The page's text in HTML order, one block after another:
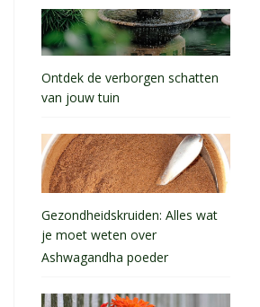
Ontdek de verborgen schatten
van jouw tuin
Gezondheidskruiden: Alles wat
je moet weten over
Ashwagandha poeder